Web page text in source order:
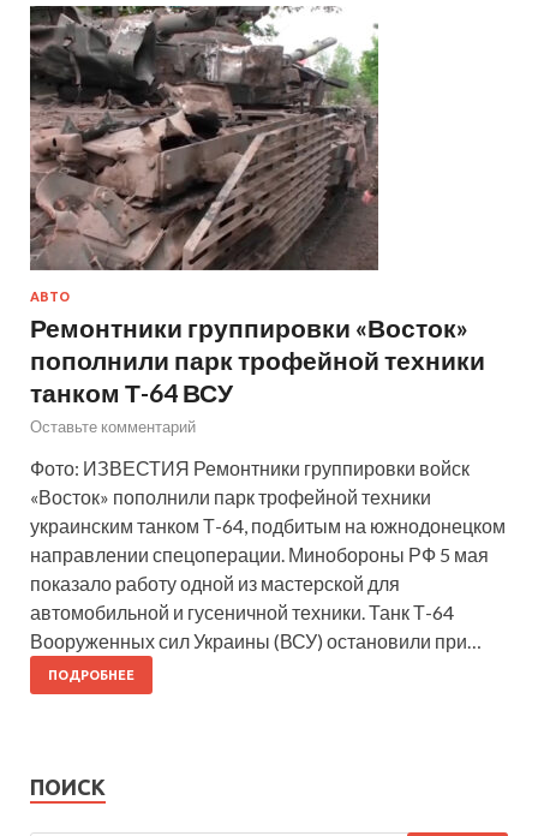
АВТО
Ремонтники группировки «Восток»
пополнили парк трофейной техники
танком Т-64 ВСУ
Оставьте комментарий
Фото: ИЗВЕСТИЯ Ремонтники группировки войск
«Восток» пополнили парк трофейной техники
украинским танком Т-64, подбитым на южнодонецком
направлении спецоперации. Минобороны РФ 5 мая
показало работу одной из мастерской для
автомобильной и гусеничной техники. Танк Т-64
Вооруженных сил Украины (ВСУ) остановили при…
ПОДРОБНЕЕ
ПОИСК